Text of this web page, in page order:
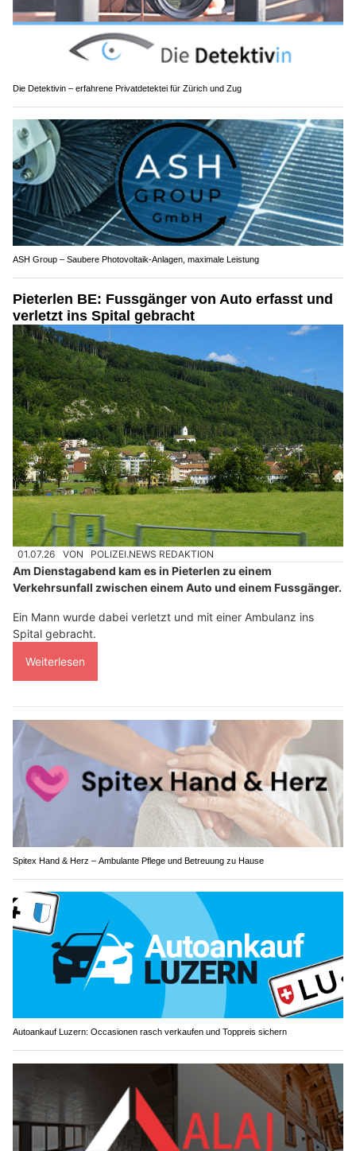
Die Detektivin – erfahrene Privatdetektei für Zürich und Zug
ASH Group – Saubere Photovoltaik-Anlagen, maximale Leistung
Pieterlen BE: Fussgänger von Auto erfasst und
verletzt ins Spital gebracht
01.07.26 VON POLIZEI.NEWS REDAKTION
Am Dienstagabend kam es in Pieterlen zu einem
Verkehrsunfall zwischen einem Auto und einem Fussgänger.
Ein Mann wurde dabei verletzt und mit einer Ambulanz ins
Spital gebracht.
Weiterlesen
Spitex Hand & Herz – Ambulante Pflege und Betreuung zu Hause
Autoankauf Luzern: Occasionen rasch verkaufen und Toppreis sichern